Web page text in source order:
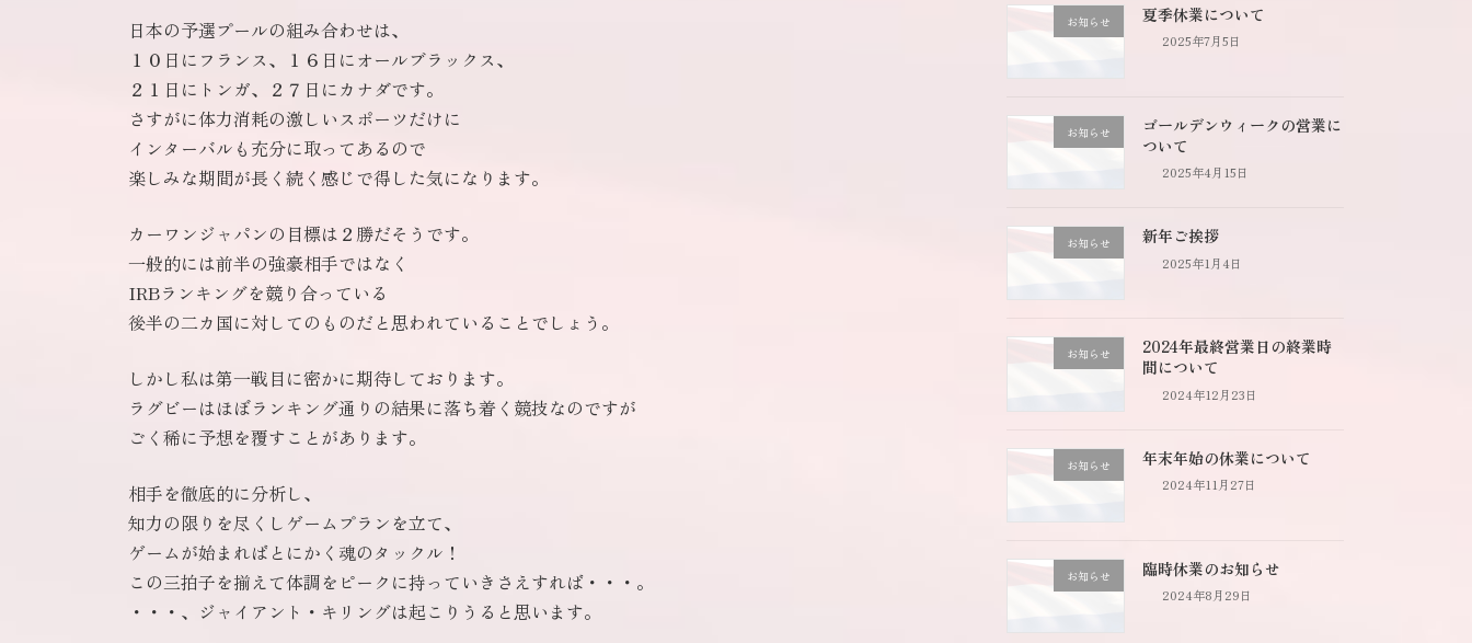
日本の予選プールの組み合わせは、
１０日にフランス、１６日にオールブラックス、
２１日にトンガ、２７日にカナダです。
さすがに体力消耗の激しいスポーツだけに
インターバルも充分に取ってあるので
楽しみな期間が長く続く感じで得した気になります。
カーワンジャパンの目標は２勝だそうです。
一般的には前半の強豪相手ではなく
IRBランキングを競り合っている
後半の二カ国に対してのものだと思われていることでしょう。
しかし私は第一戦目に密かに期待しております。
ラグビーはほぼランキング通りの結果に落ち着く競技なのですが
ごく稀に予想を覆すことがあります。
相手を徹底的に分析し、
知力の限りを尽くしゲームプランを立て、
ゲームが始まればとにかく魂のタックル！
この三拍子を揃えて体調をピークに持っていきさえすれば・・・。
・・・、ジャイアント・キリングは起こりうると思います。
お知らせ 夏季休業について
2025年7月5日
お知らせ
ゴールデンウィークの営業に
ついて
2025年4月15日
お知らせ 新年ご挨拶
2025年1月4日
お知らせ
2024年最終営業日の終業時
間について
2024年12月23日
お知らせ 年末年始の休業について
2024年11月27日
お知らせ 臨時休業のお知らせ
2024年8月29日